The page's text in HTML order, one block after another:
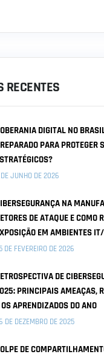
RECENTES
DIGITAL NO
PARA PROTEGER
JUNHO DE 2026
NA
DE ATAQUE E COMO
EM AMBIENTES
DE FEVEREIRO DE 2026
DE
PRINCIPAIS AMEAÇAS,
OS APRENDIZADOS DO ANO
DE DEZEMBRO DE 2025
DE